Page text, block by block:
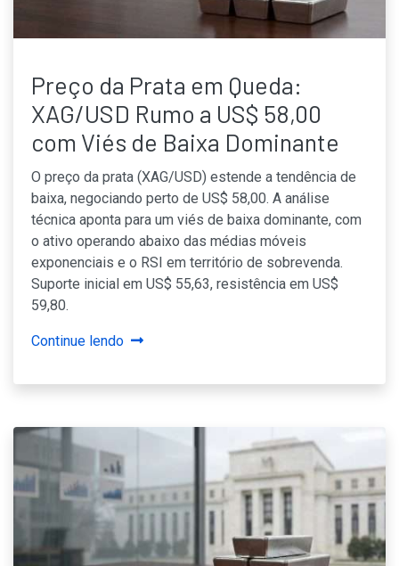
Preço da Prata em Queda:
XAG/USD Rumo a US$ 58,00
com Viés de Baixa Dominante
O preço da prata (XAG/USD) estende a tendência de
baixa, negociando perto de US$ 58,00. A análise
técnica aponta para um viés de baixa dominante, com
o ativo operando abaixo das médias móveis
exponenciais e o RSI em território de sobrevenda.
Suporte inicial em US$ 55,63, resistência em US$
59,80.
Continue lendo